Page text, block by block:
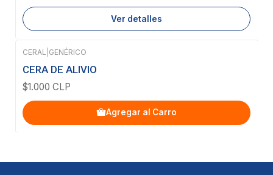
Ver detalles
CERAL GENÉRICO
CERA DE ALIVIO
$1.000 CLP
Agregar al Carro